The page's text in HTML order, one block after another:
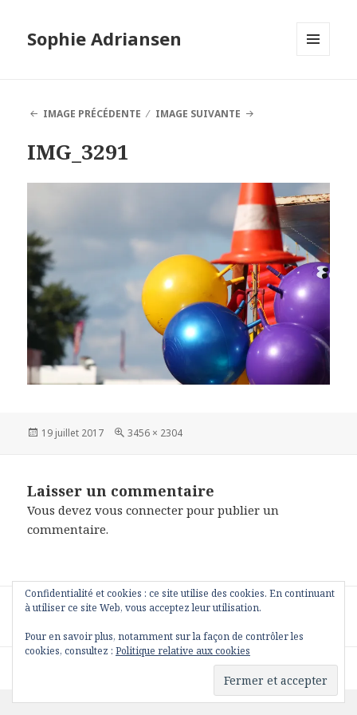
Sophie Adriansen
IMAGE PRÉCÉDENTE
IMAGE SUIVANTE
IMG_3291
Publié
19 juillet 2017
Taille
3456 × 2304
Laisser un commentaire
Vous devezvous connecter pour publier un
commentaire.
Navigation
l’article
PUBLIÉ DANS
Confidentialité et cookies : ce site utilise des cookies. En continuant
à utiliser ce site Web, vous acceptez leur utilisation.
Pour en savoir plus, notamment sur la façon de contrôler les
cookies, consultez : Politique relative aux cookies